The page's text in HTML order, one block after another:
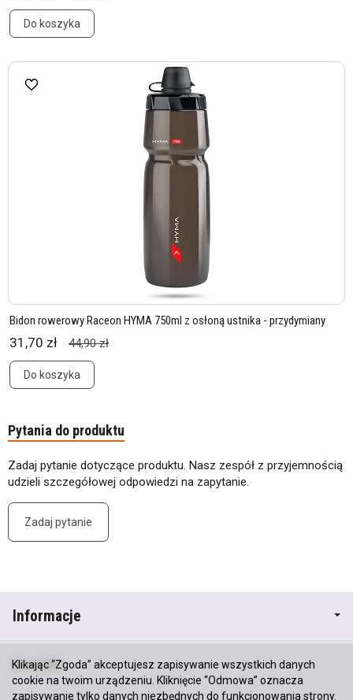
Do koszyka
Bidon rowerowy Raceon HYMA 750ml z osłoną ustnika - przydymiany
31,70 zł 44,90 zł
Do koszyka
Pytania do produktu
Zadaj pytanie dotyczące produktu. Nasz zespół z przyjemnością
udzieli szczegółowej odpowiedzi na zapytanie.
Zadaj pytanie
Informacje
Kontakt
Klikając “Zgoda” akceptujesz zapisywanie wszystkich danych
cookie na twoim urządzeniu. Kliknięcie “Odmowa” oznacza
zapisywanie tylko danych niezbędnych do funkcjonowania strony.